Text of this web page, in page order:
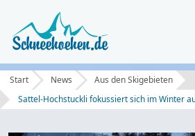
Start News
Aus den Skigebieten
Sattel-Hochstuckli fokussiert sich im Winter